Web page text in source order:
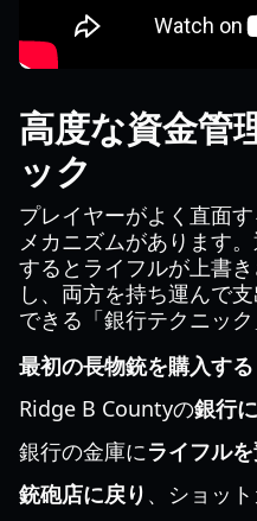
高度な資金管
ック
プレイヤーがよく直面
メカニズムがあります
するとライフルが上書
し、両方を持ち運んで
できる「銀行テクニック
最初の長物銃を購入する
Ridge B Countyの銀行
銀行の金庫にライフル
銃砲店に戻り 、ショット